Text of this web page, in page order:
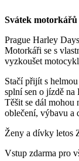
Svátek motorkářů
Prague Harley
Motorkáři se s
vyzkoušet
Stačí přijít s
splní sen o jízdě
Těšit se dál mohou
oblečení, výbavu a
Ženy a dívky
Vstup zdarma pro